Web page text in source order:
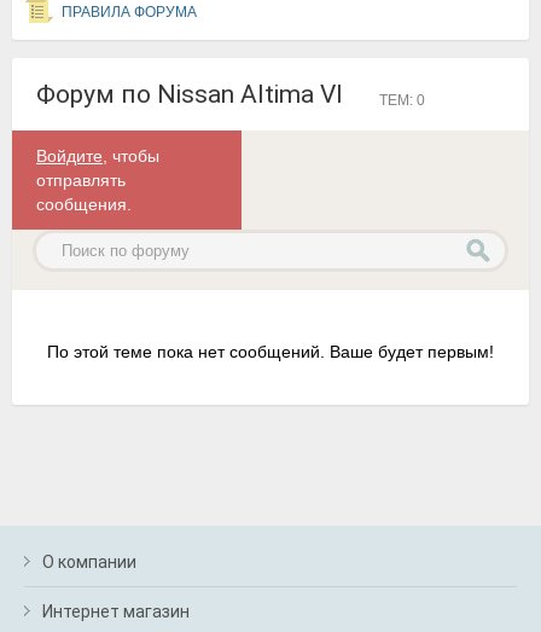
ПРАВИЛА ФОРУМА
Форум по Nissan Altima VI ТЕМ: 0
Войдите , чтобы
отправлять
сообщения.
По этой теме пока нет сообщений. Ваше будет первым!
О компании
Интернет магазин